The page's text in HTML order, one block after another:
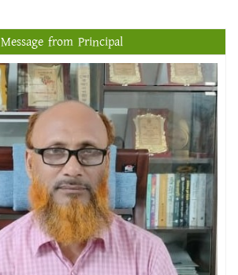
Message from Principal